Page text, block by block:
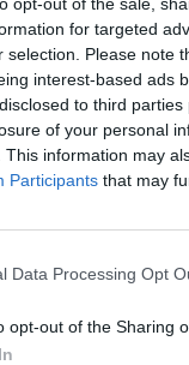
for targeted
selection. Please note
interest-based ads
to third
of your personal
This information may
Participants that may
Data Processing Opt
opt-out of the Sharing
Koniec)
jest wagą minimalną i